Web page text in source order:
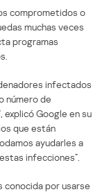
comprometidos o
muchas veces
programas
infectados
número de
explicó Google en su
que están
ayudarles a
infecciones”.
conocida por usarse